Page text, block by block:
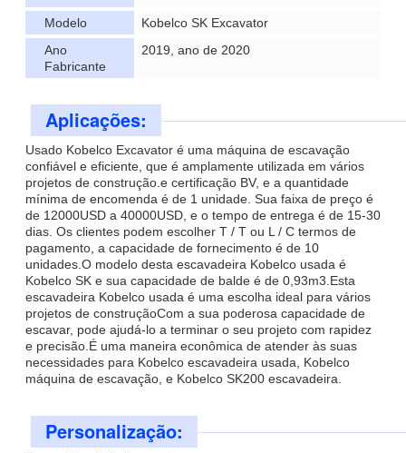
Modelo
Kobelco SK Excavator
Ano
Fabricante
2019, ano de 2020
Aplicações:
Usado Kobelco Excavator é uma máquina de escavação
confiável e eficiente, que é amplamente utilizada em vários
projetos de construção.e certificação BV, e a quantidade
mínima de encomenda é de 1 unidade. Sua faixa de preço é
de 12000USD a 40000USD, e o tempo de entrega é de 15-30
dias. Os clientes podem escolher T / T ou L / C termos de
pagamento, a capacidade de fornecimento é de 10
unidades.O modelo desta escavadeira Kobelco usada é
Kobelco SK e sua capacidade de balde é de 0,93m3.Esta
escavadeira Kobelco usada é uma escolha ideal para vários
projetos de construçãoCom a sua poderosa capacidade de
escavar, pode ajudá-lo a terminar o seu projeto com rapidez
e precisão.É uma maneira econômica de atender às suas
necessidades para Kobelco escavadeira usada, Kobelco
máquina de escavação, e Kobelco SK200 escavadeira.
Personalização: